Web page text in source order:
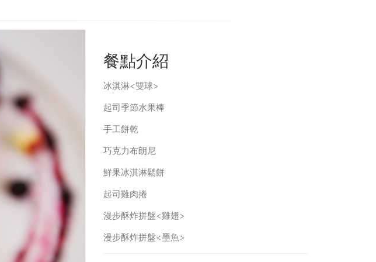
餐點介紹
冰淇淋<雙球>
起司季節水果棒
手工餅乾
巧克力布朗尼
鮮果冰淇淋鬆餅
起司雞肉捲
漫步酥炸拼盤<雞翅>
漫步酥炸拼盤<墨魚>